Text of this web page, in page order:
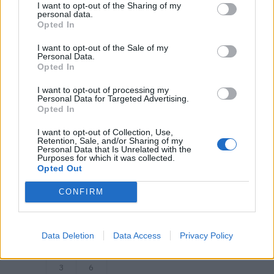
I want to opt-out of the Sharing of my
personal data.
Opted In
I want to opt-out of the Sale of my
Personal Data.
Opted In
I want to opt-out of processing my
Personal Data for Targeted Advertising.
Opted In
I want to opt-out of Collection, Use,
Retention, Sale, and/or Sharing of my
Personal Data that Is Unrelated with the
Purposes for which it was collected.
Opted Out
CONFIRM
Data Deletion Data Access Privacy Policy
5
-
j
l
-
2
9
H
/
1
0
0
Coimbra
7
-
j
u
l
-
2
5
9
H
3
-
1
2
H
0
da Foz
2
3
1
6
Banhos Secos – Coimbra